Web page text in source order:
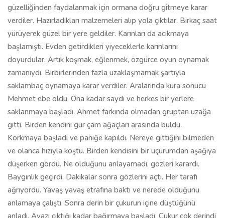
güzelliğinden faydalanmak için ormana doğru gitmeye karar
verdiler. Hazırladıkları malzemeleri alıp yola çıktılar. Birkaç saat
yürüyerek güzel bir yere geldiler. Karınları da acıkmaya
başlamıştı. Evden getirdikleri yiyeceklerle karınlarını
doyurdular. Artık koşmak, eğlenmek, özgürce oyun oynamak
zamanıydı. Birbirlerinden fazla uzaklaşmamak şartıyla
saklambaç oynamaya karar verdiler. Aralarında kura sonucu
Mehmet ebe oldu. Ona kadar saydı ve herkes bir yerlere
saklanmaya başladı. Ahmet farkında olmadan gruptan uzağa
gitti. Birden kendini gür çam ağaçları arasında buldu.
Korkmaya başladı ve paniğe kapıldı. Nereye gittiğini bilmeden
ve olanca hızıyla koştu. Birden kendisini bir uçurumdan aşağıya
düşerken gördü. Ne olduğunu anlayamadı, gözleri karardı.
Baygınlık geçirdi. Dakikalar sonra gözlerini açtı. Her tarafı
ağrıyordu. Yavaş yavaş etrafına baktı ve nerede olduğunu
anlamaya çalıştı. Sonra derin bir çukurun içine düştüğünü
anladı. Avazı çıktığı kadar bağırmaya başladı. Çukur çok derindi